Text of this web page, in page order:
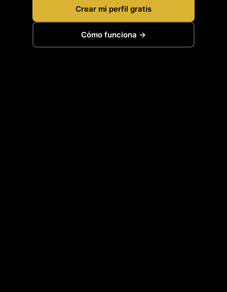
Crear mi perfil gratis
Cómo funciona →